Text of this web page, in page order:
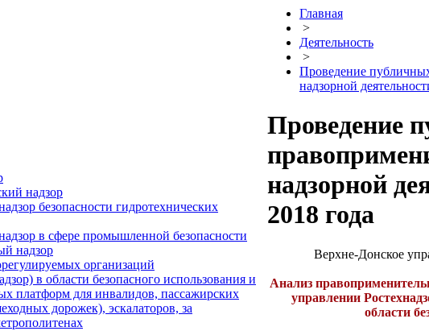
надзор
безопасности гидротехнических
в сфере промышленной безопасности
надзор
организаций
в области безопасного использования и
платформ для инвалидов, пассажирских
дорожек), эскалаторов, за
Главная
>
Деятельность
>
Проведение
надзорной
Проведение
надзорной
2018 года
Верхне-Донское
Анализ
управлении
области